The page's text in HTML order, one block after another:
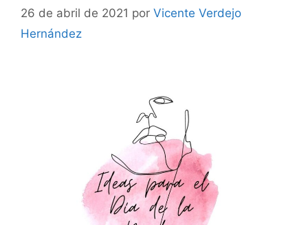
26 de abril de 2021 por Vicente Verdejo
Hernández